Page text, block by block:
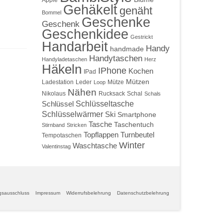
Bommel Gehäkelt genäht
Geschenk Geschenke
Geschenkidee Gestrickt
Handarbeit handmade Handy
Handyladetaschen Handytaschen Herz
Häkeln IPad IPhone Kochen
Ladestation Leder Loop Mütze Mützen
Nikolaus Nähen Rucksack Schal Schals
Schlüssel Schlüsseltasche
Schlüsselwärmer Ski Smartphone
Stirnband Stricken Tasche Taschentuch
Tempotaschen Topflappen Turnbeutel
Valentinstag Waschtasche Winter
Impressum Widerrufsbelehrung Datenschutzbelehrung